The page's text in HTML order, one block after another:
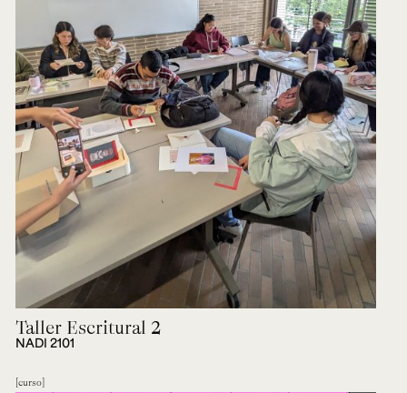
Taller Escritural 2
NADI 2101
curso